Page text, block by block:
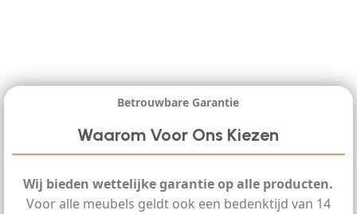
Betrouwbare Garantie
Waarom Voor Ons Kiezen
Wij bieden wettelijke garantie op alle producten.
Voor alle meubels geldt ook een bedenktijd van 14